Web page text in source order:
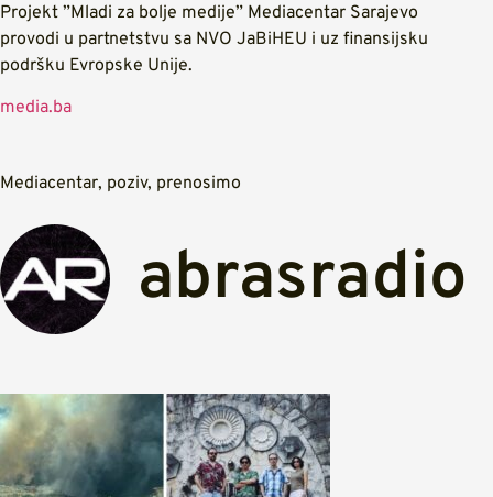
Projekt ”Mladi za bolje medije” Mediacentar Sarajevo
provodi u partnetstvu sa NVO JaBiHEU i uz finansijsku
podršku Evropske Unije.
media.ba
Mediacentar, poziv, prenosimo
abrasradio